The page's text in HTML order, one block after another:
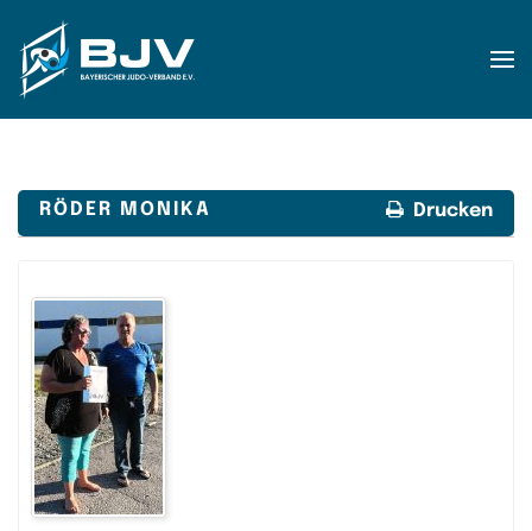
Zum Hauptinhalt springen
Drucken
RÖDER MONIKA